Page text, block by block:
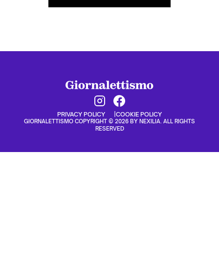
PRIVACY POLICY COOKIE POLICY
GIORNALETTISMO COPYRIGHT © 2026 BY NEXILIA. ALL RIGHTS
RESERVED